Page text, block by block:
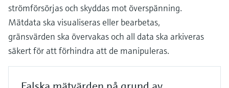
strömförsörjas och skyddas mot överspänning.
Mätdata ska visualiseras eller bearbetas,
gränsvärden ska övervakas och all data ska arkiveras
säkert för att förhindra att de manipuleras.